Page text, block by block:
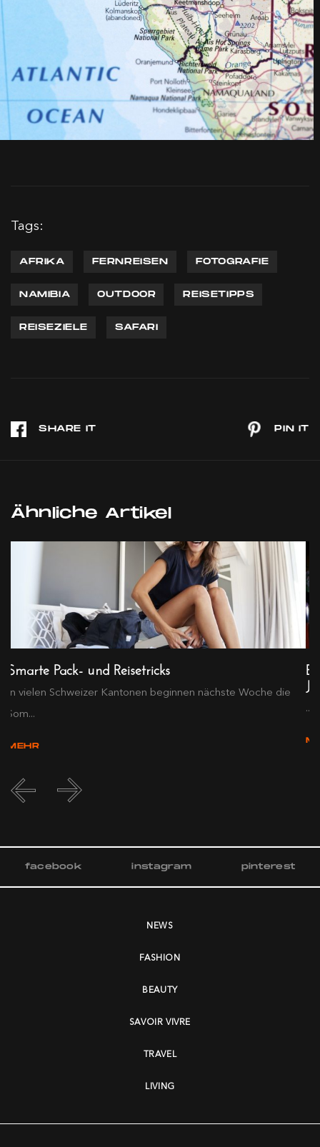
Tags:
AFRIKA FERNREISEN FOTOGRAFIE
NAMIBIA OUTDOOR REISETIPPS
REISEZIELE SAFARI
Ähnliche Artikel
Smarte Pack- und Reisetricks
In vielen Schweizer Kantonen beginnen nächste Woche die
Som...
MEHR
...
facebook instagram pinterest
NEWS
FASHION
BEAUTY
SAVOIR VIVRE
TRAVEL
LIVING